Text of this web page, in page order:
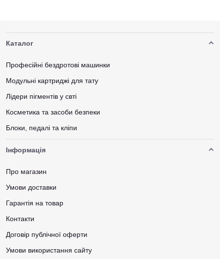
Каталог
Професійні бездротові машинки
Модульні картриджі для тату
Лідери пігментів у свті
Косметика та засоби безпеки
Блоки, педалі та кліпи
Інформація
Про магазин
Умови доставки
Гарантія на товар
Контакти
Договір публічної оферти
Умови використання сайту